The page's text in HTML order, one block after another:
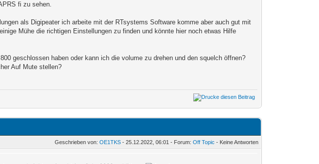
fi zu sehen.
als Digipeater ich arbeite mit der RTsystems Software komme aber auch gut mit
Mühe die richtigen Einstellungen zu finden und könnte hier noch etwas Hilfe
geschlossen haben oder kann ich die volume zu drehen und den squelch öffnen?
Auf Mute stellen?
Geschrieben von:OE1TKS - 25.12.2022, 06:01 - Forum:Off Topic - Keine Antworten